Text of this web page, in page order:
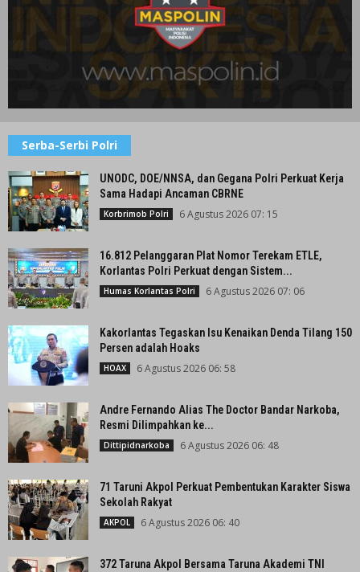
Serba-Serbi Polri
UNODC, DOE/NNSA, dan Gegana Polri Perkuat Kerja
Sama Hadapi Ancaman CBRNE
Korbrimob Polri 6 Agustus 2026 07: 15
16.812 Pelanggaran Plat Nomor Terekam ETLE,
Korlantas Polri Perkuat dengan Sistem...
Humas Korlantas Polri 6 Agustus 2026 07: 06
Kakorlantas Tegaskan Isu Kenaikan Denda Tilang 150
Persen adalah Hoaks
HOAX 6 Agustus 2026 06: 58
Andre Fernando Alias The Doctor Bandar Narkoba,
Resmi Dilimpahkan ke...
Dittipidnarkoba 6 Agustus 2026 06: 48
71 Taruni Akpol Perkuat Pembentukan Karakter Siswa
Sekolah Rakyat
AKPOL 6 Agustus 2026 06: 40
372 Taruna Akpol Bersama Taruna Akademi TNI